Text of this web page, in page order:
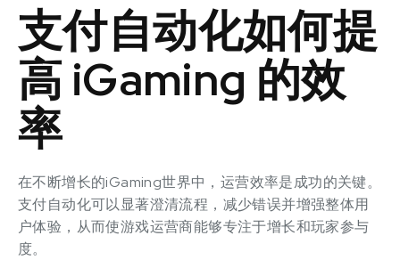
支付自动化如何提
高 iGaming 的效
率
在不断增长的iGaming世界中，运营效率是成功的关键。
支付自动化可以显著澄清流程，减少错误并增强整体用
户体验，从而使游戏运营商能够专注于增长和玩家参与
度。